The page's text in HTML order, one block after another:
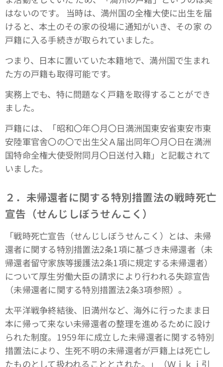
はないのです。 当時は、満州国の全権大使に出生を届
けると、本土のその家の役場に通知がいき、その家 の
戸籍に入る手続きが取られていました。
つまり、日本に置いていた本籍地で、満州国で生まれ
た方の戸籍も取得可能です。
実務上でも、特に問題なく戸籍を取得することができ
ました。
戸籍には、「昭和〇年〇月〇日満洲国東安省東安市東
安陸軍官舎〇の〇で出生父Ａ届出同年〇月〇日在満洲
国特命全権大使受附同月〇日送付入籍」と記載されて
いました。
２．未帰還者に関する特別措置法の戦時死亡
宣告（せんじしぼうせんこく）
「戦時死亡宣告（せんじしぼうせんこく）とは、未帰
還者に関する特別措置法2条1項に基づき未帰還者（未
帰還者留守家族等援護法2条1項に規定する未帰還者）
について厚生労働大臣の請求により行われる失踪宣告
（未帰還者に関する特別措置法2条3項参照）。
太平洋戦争終結後、旧満州など、海外に行ったまま日
本に帰って来ない未帰還者の整理を進めるために設け
られた制度。1959年に成立した未帰還者に関する特別
措置法により、生死不明の未帰還者が戸籍上は死亡し
たものとして扱われることとされた。」（Ｗｉｋｉ引